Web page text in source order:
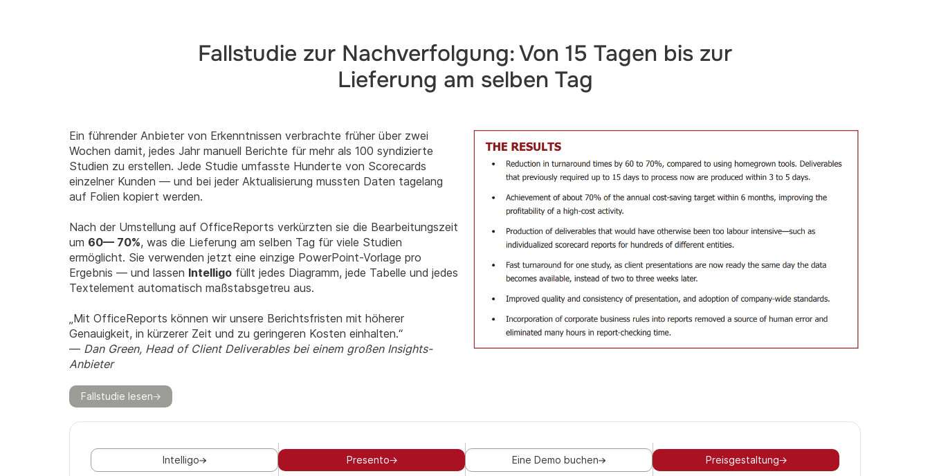
Fallstudie zur Nachverfolgung: Von 15 Tagen bis zur
Lieferung am selben Tag
Ein führender Anbieter von Erkenntnissen verbrachte früher über zwei
Wochen damit, jedes Jahr manuell Berichte für mehr als 100 syndizierte
Studien zu erstellen. Jede Studie umfasste Hunderte von Scorecards
einzelner Kunden — und bei jeder Aktualisierung mussten Daten tagelang
auf Folien kopiert werden.
Nach der Umstellung auf OfficeReports verkürzten sie die Bearbeitungszeit
um 60— 70%, was die Lieferung am selben Tag für viele Studien
ermöglicht. Sie verwenden jetzt eine einzige PowerPoint-Vorlage pro
Ergebnis — und lassen Intelligo füllt jedes Diagramm, jede Tabelle und jedes
Textelement automatisch maßstabsgetreu aus.
„Mit OfficeReports können wir unsere Berichtsfristen mit höherer
Genauigkeit, in kürzerer Zeit und zu geringeren Kosten einhalten.“
— Dan Green, Head of Client Deliverables bei einem großen Insights-
Anbieter
Fallstudie lesen
Intelligo Presento Eine Demo buchen Preisgestaltung